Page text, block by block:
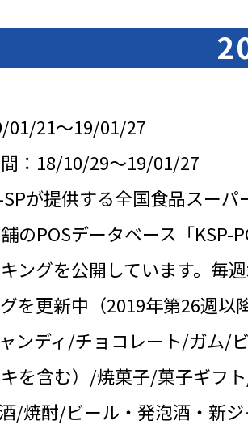
01/21～19/01/27
：18/10/29～19/01/27
が提供する全国食品スー
のPOSデータベース「KSP-
ングを公開しています。毎
を更新中（2019年第26週以
ディ/チョコレート/ガム/
を含む）/焼菓子/菓子ギフ
酎/ビール・発泡酒・新ジ